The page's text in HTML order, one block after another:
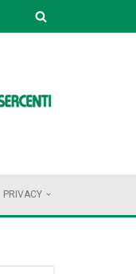
PRIVACY